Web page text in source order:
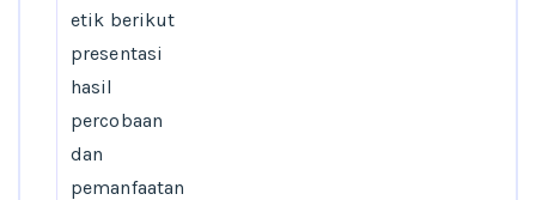
etik berikut
presentasi
hasil
percobaan
dan
pemanfaatan